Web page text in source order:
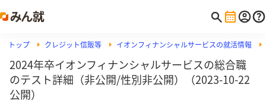
トップ クレジット信販等 イオンフィナンシャルサービスの就活情報
2024年卒イオンフィナンシャルサービスの総合職
のテスト詳細（非公開/性別非公開）（2023-10-22
公開）